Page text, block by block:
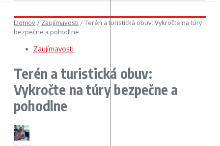
Domov / Zaujímavosti /Terén a turistická obuv: Vykročte na túry
bezpečne a pohodlne
Zaujímavosti
Terén a turistická obuv:
Vykročte na túry bezpečne a
pohodlne